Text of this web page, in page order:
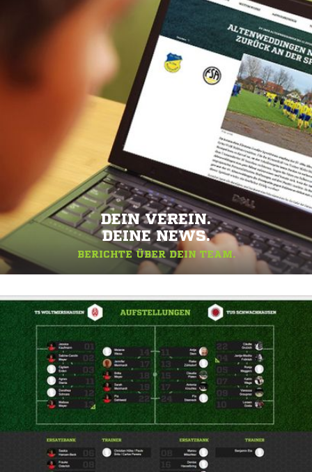
DEIN VEREIN.
DEINE NEWS.
BERICHTE ÜBER DEIN TEAM.